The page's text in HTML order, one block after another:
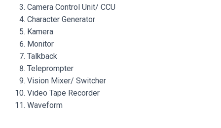
Camera Control Unit/ CCU
Character Generator
Kamera
Monitor
Talkback
Teleprompter
Vision Mixer/ Switcher
Video Tape Recorder
Waveform